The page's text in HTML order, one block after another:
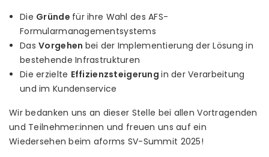
Die Gründe für ihre Wahl des AFS-
Formularmanagementsystems
DasVorgehen bei der Implementierung der Lösung in
bestehende Infrastrukturen
Die erzielte Effizienzsteigerungin der Verarbeitung
und im Kundenservice
Wir bedanken uns an dieser Stelle bei allen Vortragenden
und Teilnehmer:innen und freuen uns auf ein
Wiedersehen beim aforms SV-Summit 2025!